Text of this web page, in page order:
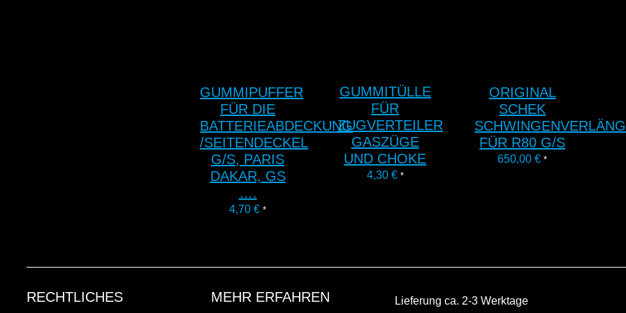
GUMMIPUFFER
FÜR DIE
BATTERIEABDECKUNG
/SEITENDECKEL
G/S, PARIS
DAKAR, GS
….
4,70€ *
GUMMITÜLLE
FÜR
ZUGVERTEILER
GASZÜGE
UND CHOKE
4,30 € *
ORIGINAL
SCHEK
FÜR R80 G/S
650,00€ *
RECHTLICHES MEHR ERFAHREN
Lieferung ca. 2-3 Werktage